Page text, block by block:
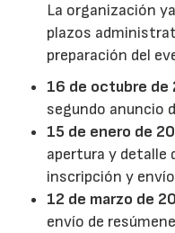
La organización
plazos
preparación del
16 de octubre de
segundo anuncio
15 de enero de
apertura y detalle
inscripción y
12 de marzo de
envío de